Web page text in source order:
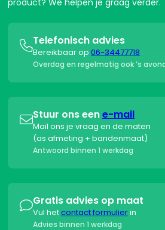
Telefonisch advies
Bereikbaar op 06-34477718
Overdag en regelmatig ook ’s
Stuur ons eene-mail
Mail ons je vraag en de maten
(as afmeting + bandenmaat)
Antwoord binnen 1 werkdag
Gratis advies op maat
Vul hetcontact formulierin
Advies binnen 1 werkdag